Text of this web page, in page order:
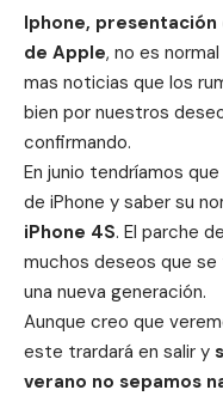
Iphone,
de Apple, no es
mas noticias que los
bien por nuestros
confirmando.
En junio tendríamos
de iPhone y saber su
iPhone 4S. El parche
muchos deseos que
una nueva generación.
Aunque creo que
este trardará en salir y
verano no sepamos